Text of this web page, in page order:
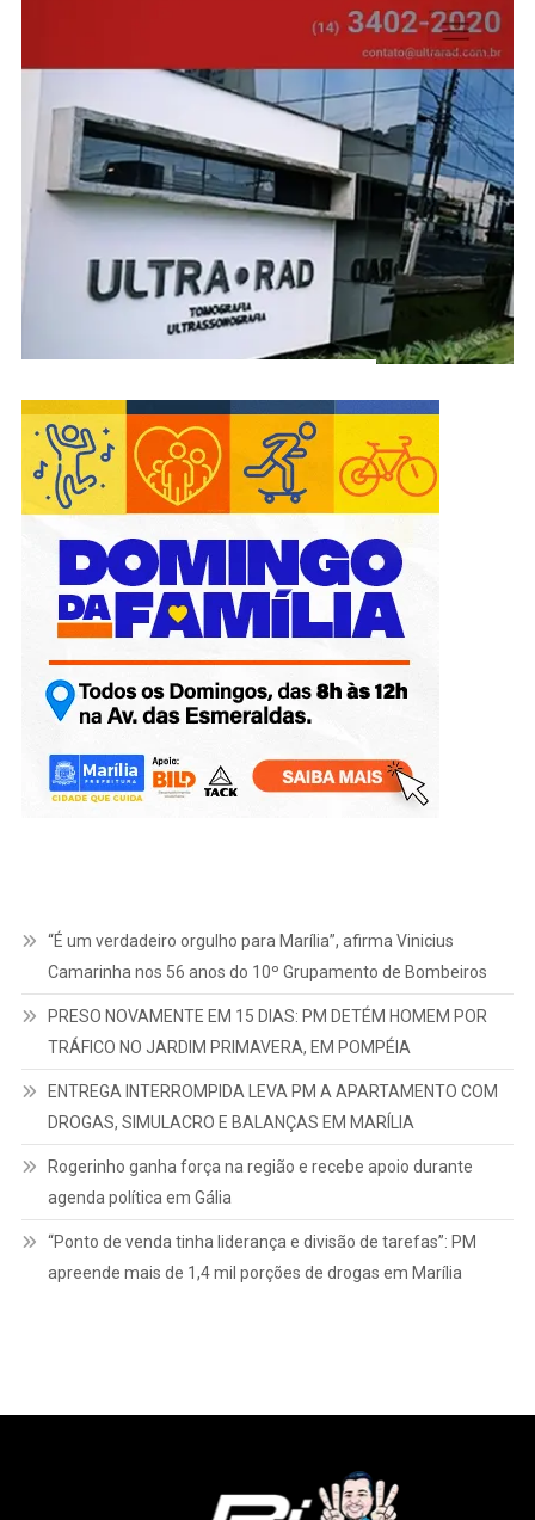
“É um verdadeiro orgulho para Marília”, afirma Vinicius
Camarinha nos 56 anos do 10º Grupamento de Bombeiros
PRESO NOVAMENTE EM 15 DIAS: PM DETÉM HOMEM POR
TRÁFICO NO JARDIM PRIMAVERA, EM POMPÉIA
ENTREGA INTERROMPIDA LEVA PM A APARTAMENTO COM
DROGAS, SIMULACRO E BALANÇAS EM MARÍLIA
Rogerinho ganha força na região e recebe apoio durante
agenda política em Gália
“Ponto de venda tinha liderança e divisão de tarefas”: PM
apreende mais de 1,4 mil porções de drogas em Marília